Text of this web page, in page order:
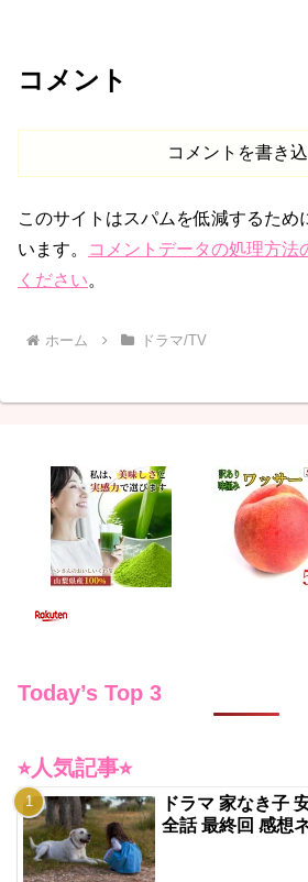
コメント
コメントを書き
このサイトはスパムを低減するため
います。
コメントデータの処理方法
ください。
ホーム ドラマ/TV
Today’s Top 3
⭐︎人気記事⭐︎
ドラマ 家なき子
全話 最終回 感想